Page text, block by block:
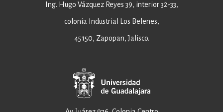
Ing. Hugo Vázquez Reyes 39, interior 32-33,
colonia Industrial Los Belenes,
45150, Zapopan, Jalisco.